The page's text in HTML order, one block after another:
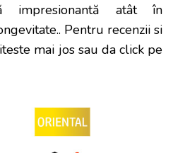
impresionantă atât în
. Pentru recenzii si
mai jos sau da click pe